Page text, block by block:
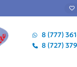
8 (777)
8 (727)